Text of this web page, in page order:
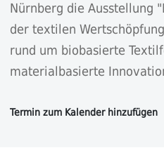
Nürnberg die Ausstellung
der textilen
rund um biobasierte
materialbasierte